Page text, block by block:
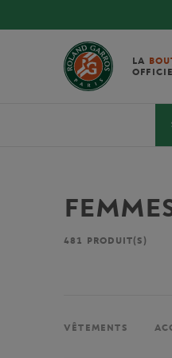
LA
481 PRODUIT(S)
VÊTEMENTS